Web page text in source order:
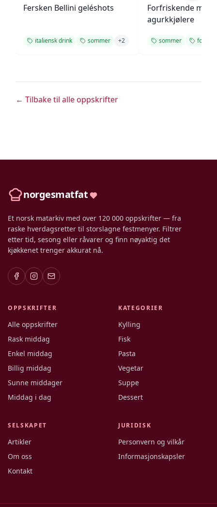
Fersken Bellini geléshots
italiensk drink sommer +2
Forfriskende
agurkkjølere
sommer
← Tilbake til alle oppskrifter
norgesmatfat
Et norsk matarkiv med over 120 000 oppskrifter — fra
raske hverdagsretter til storslagne festmenyer. Filtrer
etter tid, sesong eller råvarer og finn nøyaktig det
kjøkkenet trenger akkurat nå.
OPPSKRIFTER
Alle oppskrifter
Rask middag
Enkel middag
Billig middag
Sunne middager
Middag i dag
KATEGORIER
Kylling
Fisk
Pasta
Vegetar
Suppe
Dessert
SELSKAPET
Artikler
Om oss
Kontakt
JURIDISK
Personvern og vilkår
Informasjonskapsler